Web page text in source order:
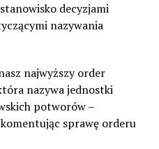
stanowisko decyzjami
nazywania
najwyższy order
nazywa jednostki
potworów –
sprawę orderu